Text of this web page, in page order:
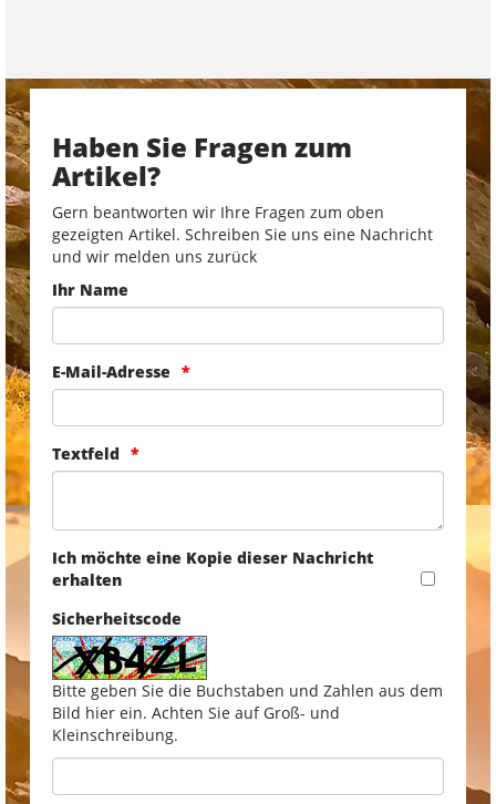
Haben Sie Fragen zum
Artikel?
Gern beantworten wir Ihre Fragen zum oben
gezeigten Artikel. Schreiben Sie uns eine Nachricht
und wir melden uns zurück
Ihr Name
E-Mail-Adresse
Textfeld
Ich möchte eine Kopie dieser Nachricht
erhalten
Sicherheitscode
Bitte geben Sie die Buchstaben und Zahlen aus dem
Bild hier ein. Achten Sie auf Groß- und
Kleinschreibung.